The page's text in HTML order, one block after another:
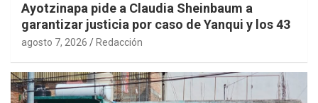
Ayotzinapa pide a Claudia Sheinbaum a
garantizar justicia por caso de Yanqui y los 43
agosto 7, 2026 Redacción